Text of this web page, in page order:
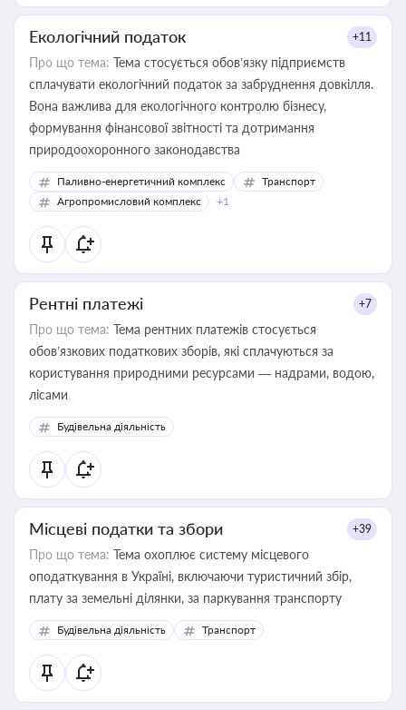
Екологічний податок +11
Про що тема: Тема стосується обов’язку підприємств
сплачувати екологічний податок за забруднення довкілля.
Вона важлива для екологічного контролю бізнесу,
формування фінансової звітності та дотримання
природоохоронного законодавства
Паливно-енергетичний комплекс
Транспорт
Агропромисловий комплекс
+1
Рентні платежі +7
Про що тема: Тема рентних платежів стосується
обов’язкових податкових зборів, які сплачуються за
користування природними ресурсами — надрами, водою,
лісами
Будівельна діяльність
Місцеві податки та збори +39
Про що тема: Тема охоплює систему місцевого
оподаткування в Україні, включаючи туристичний збір,
плату за земельні ділянки, за паркування транспорту
Будівельна діяльність Транспорт